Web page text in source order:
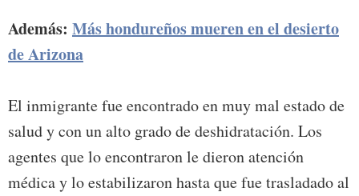
Además: Más hondureños mueren en el desierto
de Arizona
El inmigrante fue encontrado en muy mal estado de
salud y con un alto grado de deshidratación. Los
agentes que lo encontraron le dieron atención
médica y lo estabilizaron hasta que fue trasladado al